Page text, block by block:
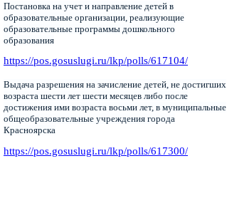
Постановка на учет и направление детей в
образовательные организации, реализующие
образовательные программы дошкольного
образования
https://pos.gosuslugi.ru/lkp/polls/617104/
Выдача разрешения на зачисление детей, не достигших
возраста шести лет шести месяцев либо после
достижения ими возраста восьми лет, в муниципальные
общеобразовательные учреждения города
Красноярска
https://pos.gosuslugi.ru/lkp/polls/617300/